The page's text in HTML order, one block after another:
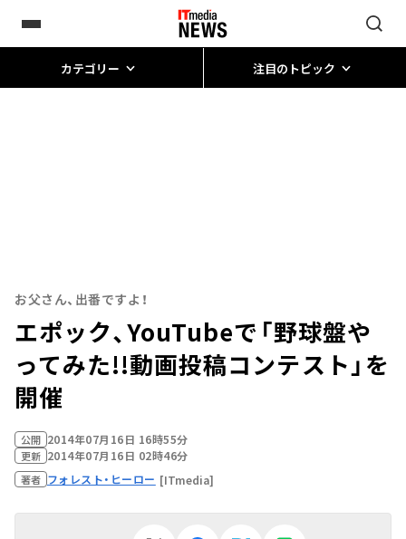
カテゴリー 注目のトピック
お父さん、出番ですよ！
エポック、YouTubeで「野球盤や
ってみた!!動画投稿コンテスト」を
開催
公開 2014年07月16日 16時55分
更新 2014年07月16日 02時46分
著者 フォレスト・ヒーロー [ITmedia]